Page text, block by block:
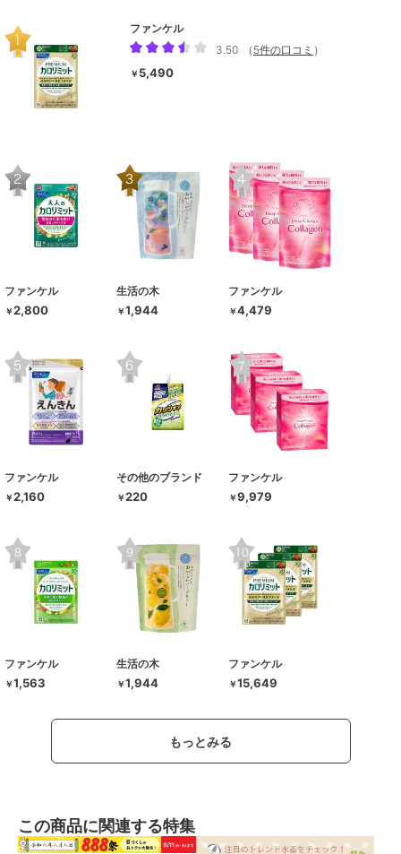
ファンケル
3.50
（ 5件の口コミ ）
￥ 5,490
ファンケル
￥2,800
生活の木
￥1,944
ファンケル
￥4,479
ファンケル
￥2,160
その他のブランド
￥220
ファンケル
￥9,979
ファンケル
￥1,563
生活の木
￥1,944
ファンケル
￥15,649
もっとみる
この商品に関連する特集